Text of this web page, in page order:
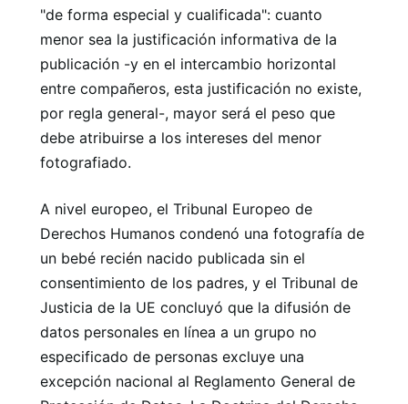
"de forma especial y cualificada": cuanto
menor sea la justificación informativa de la
publicación -y en el intercambio horizontal
entre compañeros, esta justificación no existe,
por regla general-, mayor será el peso que
debe atribuirse a los intereses del menor
fotografiado.
A nivel europeo, el Tribunal Europeo de
Derechos Humanos condenó una fotografía de
un bebé recién nacido publicada sin el
consentimiento de los padres, y el Tribunal de
Justicia de la UE concluyó que la difusión de
datos personales en línea a un grupo no
especificado de personas excluye una
excepción nacional al Reglamento General de